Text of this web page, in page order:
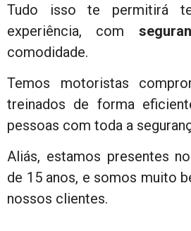
Tudo isso te permitirá
experiência, com
comodidade.
Temos motoristas
treinados de forma
pessoas com toda a
Aliás, estamos presentes
de 15 anos, e somos muito
nossos clientes.